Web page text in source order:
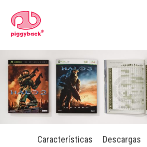
content
Piggyback.com
Características Descargas